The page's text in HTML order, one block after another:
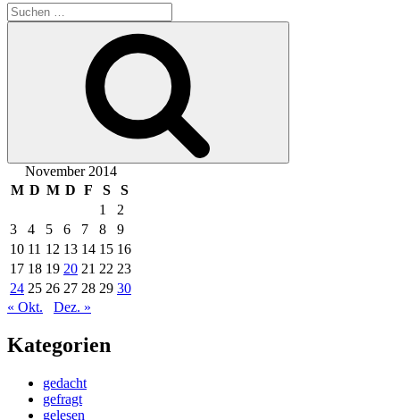
Suche
nach:
November 2014
M D M D F S
S
1
2
3
4 5 6 7 8
9
10 11 12 13 14 15 16
17 18 19 20 21 22 23
24 25 26 27 28 29 30
« Okt.
Dez. »
Kategorien
gedacht
gefragt
gelesen